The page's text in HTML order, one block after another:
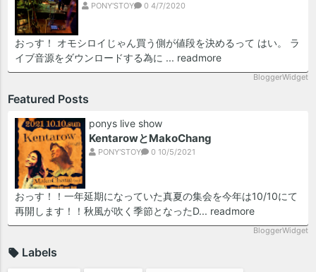
PONY'STOY 0 4/7/2020
おっす！ オモシロイじゃん買う側が値段を決めるって はい。 ラ
イブ音源をダウンロードする為に ... readmore
BloggerWidget
Featured Posts
ponys live show
KentarowとMakoChang
PONY'STOY 0 10/5/2021
おっす！！一年延期になっていた真夏の集会を今年は10/10にて
再開します！！秋風が吹く季節となったD... readmore
BloggerWidget
Labels